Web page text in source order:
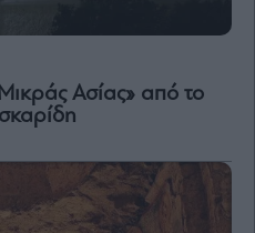
Μικράς Ασίας» από το